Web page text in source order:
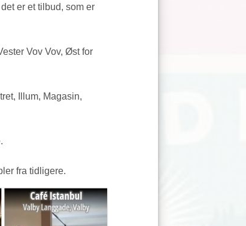
er et tilbud, som er
Vov Vov, Øst for
Illum, Magasin,
fra tidligere.